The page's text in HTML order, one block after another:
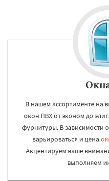
В нашем ассортименте на
окон ПВХ от эконом до
фурнитуры. В зависимости
варьироваться и цена
Акцентируем ваше
выполняем